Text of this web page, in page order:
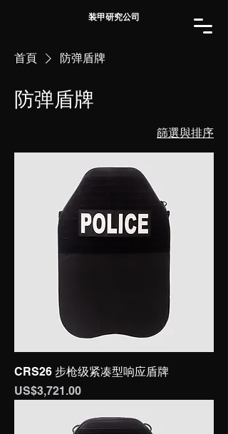
装甲研究公司
首頁 防弹盾牌
防弹盾牌
篩選與排序
CRS26 步枪级紧凑型响应盾牌
價格
US$3,721.00